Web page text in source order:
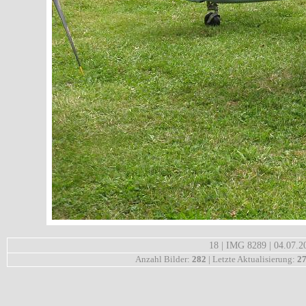
18 | IMG 8289 |
Anzahl Bilder: 282 | Letzte Aktualisierung: